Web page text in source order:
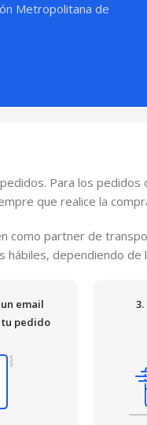
Metropolitana de
Para los
que realice la
como partner de
dependiendo de
email
pedido